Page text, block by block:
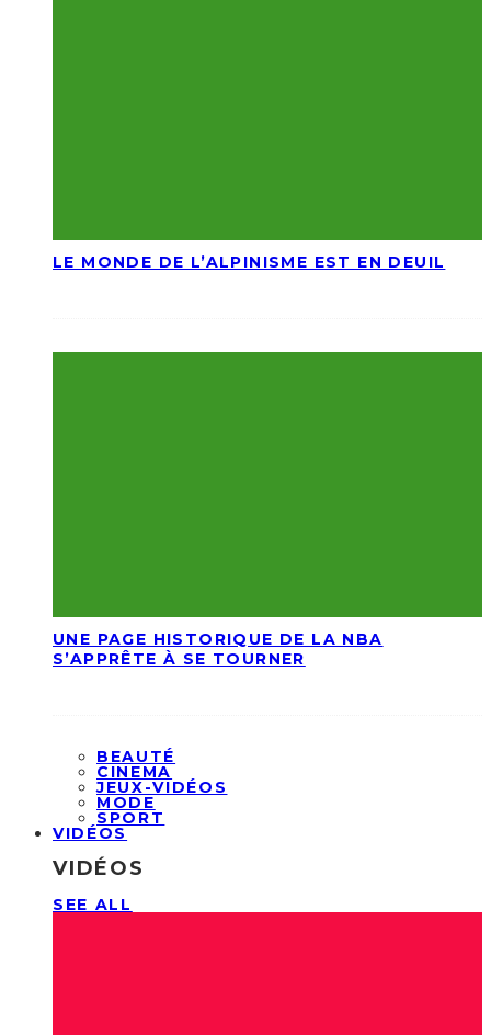
LE MONDE DE L’ALPINISME EST EN DEUIL
UNE PAGE HISTORIQUE DE LA NBA
S’APPRÊTE À SE TOURNER
BEAUTÉ
CINEMA
JEUX-VIDÉOS
MODE
SPORT
VIDÉOS
VIDÉOS
SEE ALL